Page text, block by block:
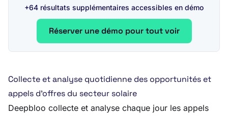
+64 résultats supplémentaires accessibles en démo
Réserver une démo pour tout voir
Collecte et analyse quotidienne des opportunités et
appels d’offres du secteur solaire
Deepbloo collecte et analyse chaque jour les appels